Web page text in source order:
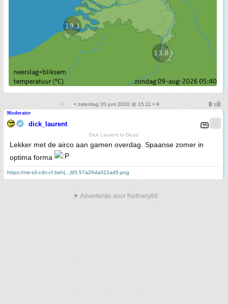
• zaterdag 20 juni 2026 @ 15:11 • 9
Moderator
dick_laurent
Dick Laurent Is Dead
Lekker met de airco aan gamen overdag. Spaanse zomer in
optima forma
https://mir-s3-cdn-cf.beh(...)95.57a26da022ad5.png
▼ Advertentie door Refinery89